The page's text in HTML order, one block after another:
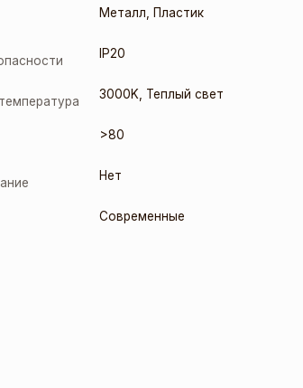
Металл Пластик
IP20
3000K Теплый свет
>80
Нет
Современные